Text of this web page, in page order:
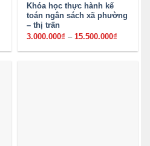
Khóa học thực hành kế
toán ngân sách xã phường
– thị trấn
3.000.000₫ – 15.500.000₫
từ